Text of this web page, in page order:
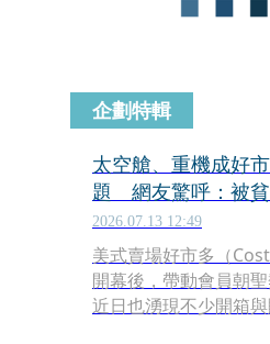
企劃特輯
太空艙、重機成好
題 網友驚呼：被
2026.07.13 12:49
美式賣場好市多（
開幕後，帶動會員朝
近日也湧現不少開箱